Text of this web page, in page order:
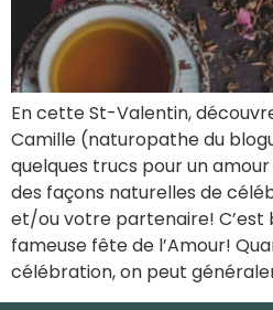
En cette St-Valentin,
Camille (naturopathe du
quelques trucs pour un
des façons naturelles de
et/ou votre partenaire! C’est
fameuse fête de l’Amour!
célébration, on peut